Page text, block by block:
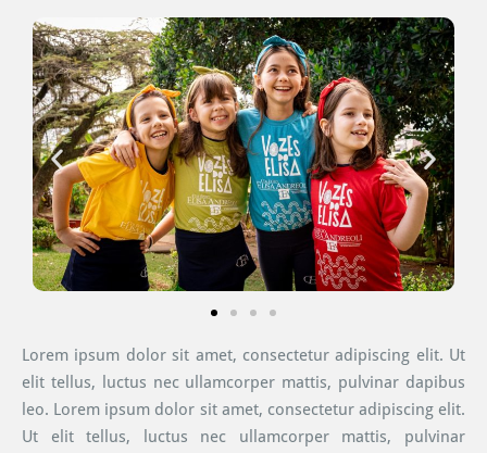
Lorem ipsum dolor sit amet, consectetur adipiscing elit. Ut
elit tellus, luctus nec ullamcorper mattis, pulvinar dapibus
leo. Lorem ipsum dolor sit amet, consectetur adipiscing elit.
Ut elit tellus, luctus nec ullamcorper mattis, pulvinar